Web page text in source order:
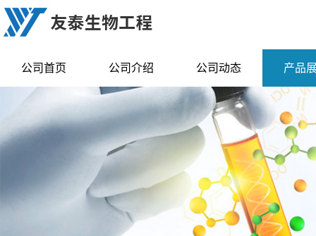
公司首页 公司介绍 公司动态 产品